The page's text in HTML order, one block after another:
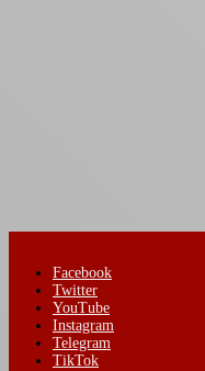
Facebook
Twitter
YouTube
Instagram
Telegram
TikTok